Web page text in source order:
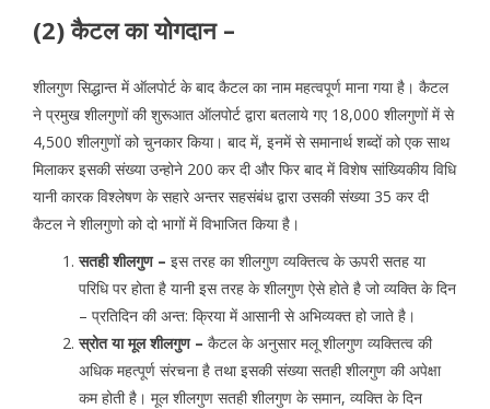
(2) कैटल का योगदान –
शीलगुण सिद्धान्त में ऑलपोर्ट के बाद कैटल का नाम महत्वपूर्ण माना गया है। कैटल
ने प्रमुख शीलगुणों की शुरूआत ऑलपोर्ट द्वारा बतलाये गए 18,000 शीलगुणों में से
4,500 शीलगुणों को चुनकार किया। बाद में, इनमें से समानार्थ शब्दों को एक साथ
मिलाकर इसकी संख्या उन्होने 200 कर दी और फिर बाद में विशेष सांख्यिकीय विधि
यानी कारक विश्लेषण के सहारे अन्तर सहसंबंध द्वारा उसकी संख्या 35 कर दी
कैटल ने शीलगुणो को दो भागों में विभाजित किया है।
सतही शीलगुण – इस तरह का शीलगुण व्यक्तित्व के ऊपरी सतह या
परिधि पर होता है यानी इस तरह के शीलगुण ऐसे होते है जो व्यक्ति के दिन
– प्रतिदिन की अन्त: क्रिया में आसानी से अभिव्यक्त हो जाते है।
स्रोत या मूल शीलगुण – कैटल के अनुसार मलू शीलगुण व्यक्तित्व की
अधिक महत्पूर्ण संरचना है तथा इसकी संख्या सतही शीलगुण की अपेक्षा
कम होती है। मूल शीलगुण सतही शीलगुण के समान, व्यक्ति के दिन